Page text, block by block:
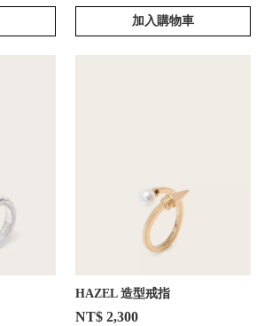
加入購物車
HAZEL 造型戒指
NT$ 2,300